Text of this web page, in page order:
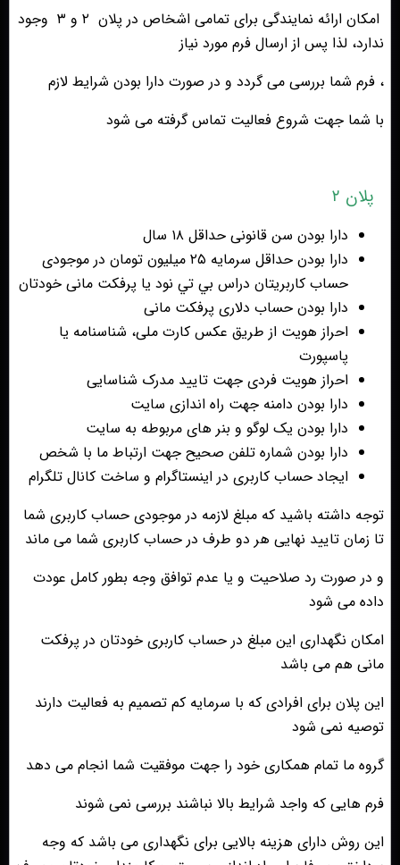
امکان ارائه نمایندگی برای تمامی اشخاص در پلان ۲ و ۳ وجود
ندارد، لذا پس از ارسال فرم مورد نیاز
، فرم شما بررسی می گردد و در صورت دارا بودن شرایط لازم
با شما جهت شروع فعالیت تماس گرفته می شود
پلان ۲
دارا بودن سن قانونی حداقل ۱۸ سال
دارا بودن حداقل سرمایه ۲۵ میلیون تومان در موجودی
حساب کاربریتان دراس بي تي نود یا پرفکت مانی خودتان
دارا بودن حساب دلاری پرفکت مانی
احراز هویت از طریق عکس کارت ملی، شناسنامه یا
پاسپورت
احراز هویت فردی جهت تایید مدرک شناسایی
دارا بودن دامنه جهت راه اندازی سایت
دارا بودن یک لوگو و بنر های مربوطه به سایت
دارا بودن شماره تلفن صحیح جهت ارتباط ما با شخص
ایجاد حساب کاربری در اینستاگرام و ساخت کانال تلگرام
توجه داشته باشید که مبلغ لازمه در موجودی حساب کاربری شما
تا زمان تایید نهایی هر دو طرف در حساب کاربری شما می ماند
و در صورت رد صلاحیت و یا عدم توافق وجه بطور کامل عودت
داده می شود
امکان نگهداری این مبلغ در حساب کاربری خودتان در پرفکت
مانی هم می باشد
این پلان برای افرادی که با سرمایه کم تصمیم به فعالیت دارند
توصیه نمی شود
گروه ما تمام همکاری خود را جهت موفقیت شما انجام می دهد
فرم هایی که واجد شرایط بالا نباشند بررسی نمی شوند
این روش دارای هزینه بالایی برای نگهداری می باشد که وجه